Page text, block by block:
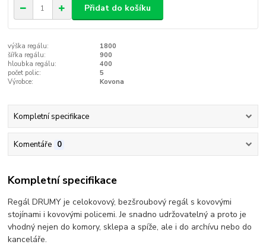
Přidat do košíku
výška regálu:
1800
šířka regálu:
900
hloubka regálu:
400
počet polic:
5
Výrobce:
Kovona
Kompletní specifikace
Komentáře 0
Kompletní specifikace
Regál DRUMY je celokovový, bezšroubový regál s kovovými
stojínami i kovovými policemi. Je snadno udržovatelný a proto je
vhodný nejen do komory, sklepa a spíže, ale i do archívu nebo do
kanceláře.